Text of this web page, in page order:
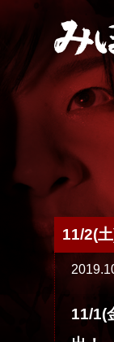
11/2(
11/1(